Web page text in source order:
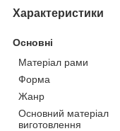
Характеристики
Основні
Матеріал рами
Форма
Жанр
Основний матеріал
виготовлення